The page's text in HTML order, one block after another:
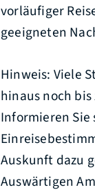
vorläufiger
geeigneten
Hinweis: Viele
hinaus noch
Informieren
Auskunft dazu
Auswärtigen